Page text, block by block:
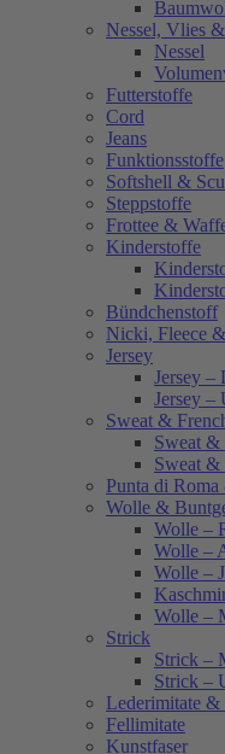
Nessel, Vlies
Nessel
Futterstoffe
Cord
Jeans
Funktionsstoffe
Softshell &
Steppstoffe
Frottee &
Kinderstoffe
Bündchenstoff
Nicki, Fleece
Jersey
Jersey –
Jersey –
Sweat &
Sweat &
Sweat &
Punta di
Wolle &
Wolle –
Wolle –
Wolle –
Wolle –
Strick
Strick –
Strick –
Lederimitate &
Fellimitate
Kunstfaser